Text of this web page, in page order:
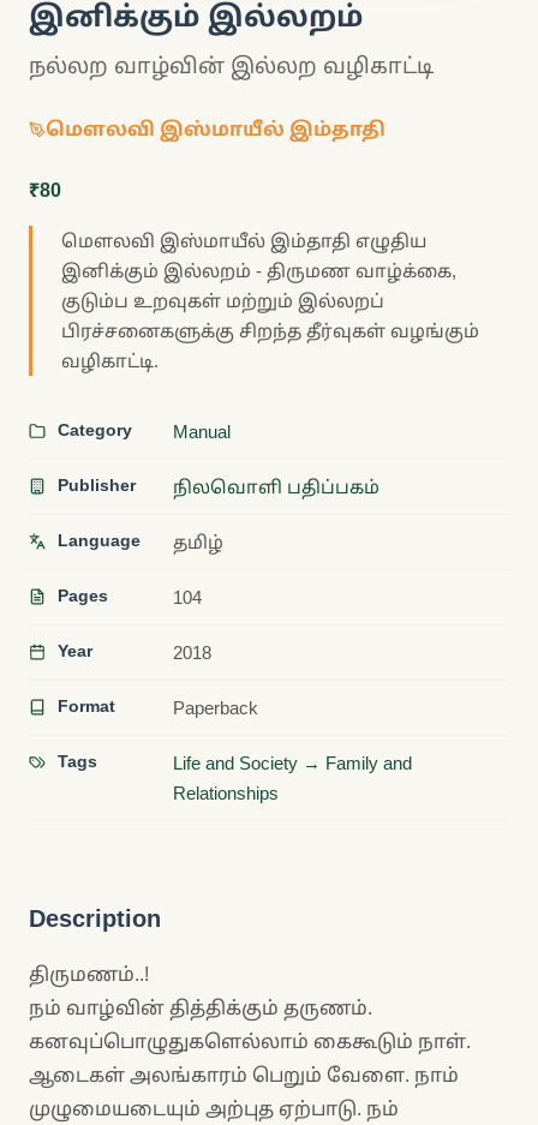
இனிக்கும் இல்லறம்
நல்லற வாழ்வின் இல்லற வழிகாட்டி
மௌலவி இஸ்மாயீல் இம்தாதி
₹80
மௌலவி இஸ்மாயீல் இம்தாதி எழுதிய
இனிக்கும் இல்லறம் - திருமண வாழ்க்கை,
குடும்ப உறவுகள் மற்றும் இல்லறப்
பிரச்சனைகளுக்கு சிறந்த தீர்வுகள் வழங்கும்
வழிகாட்டி.
Category Manual
Publisher நிலவொளி பதிப்பகம்
Language தமிழ்
Pages 104
Year 2018
Format Paperback
Tags
Life and Society → Family and
Relationships
Description
திருமணம்..!
நம் வாழ்வின் தித்திக்கும் தருணம்.
கனவுப்பொழுதுகளெல்லாம் கைகூடும் நாள்.
ஆடைகள் அலங்காரம் பெறும் வேளை. நாம்
முழுமையடையும் அற்புத ஏற்பாடு. நம்